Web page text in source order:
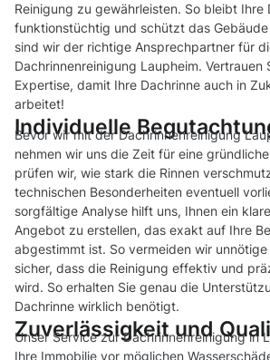
Reinigung zu gewährleisten. So bleibt Ihre
funktionstüchtig und schützt das
sind wir der richtige Ansprechpartner für
Dachrinnenreinigung Laupheim. Vertrauen
Expertise, damit Ihre Dachrinne auch in
arbeitet!
Individuelle
Bevor wir mit der Dachrinnenreinigung
nehmen wir uns die Zeit für eine
prüfen wir, wie stark die Rinnen
technischen Besonderheiten eventuell
sorgfältige Analyse hilft uns, Ihnen ein
Angebot zu erstellen, das exakt auf Ihre
abgestimmt ist. So vermeiden wir
sicher, dass die Reinigung effektiv und
wird. So erhalten Sie genau die
Dachrinne wirklich benötigt.
Zuverlässigkeit und
Unser Service zur Dachrinnenreinigung in
Ihre Immobilie vor möglichen